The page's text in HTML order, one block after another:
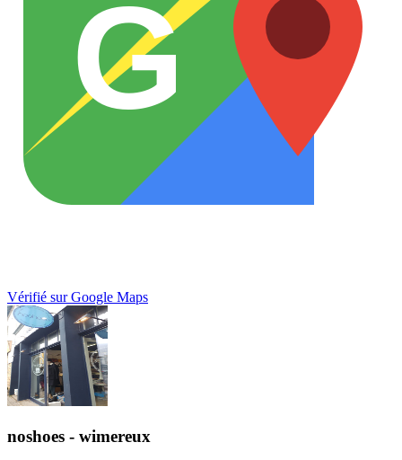
G
Vérifié sur Google Maps
noshoes - wimereux